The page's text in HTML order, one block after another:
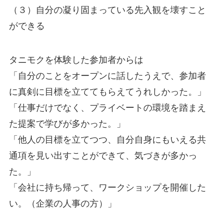
（３）自分の凝り固まっている先入観を壊すこと
ができる
タニモクを体験した参加者からは
「自分のことをオープンに話したうえで、参加者
に真剣に目標を立ててもらえてうれしかった。」
「仕事だけでなく、プライベートの環境を踏まえ
た提案で学びが多かった。」
「他人の目標を立てつつ、自分自身にもいえる共
通項を見い出すことができて、気づきが多かっ
た。」
「会社に持ち帰って、ワークショップを開催した
い。（企業の人事の方）」